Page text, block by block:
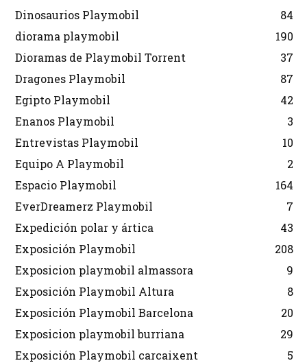
Dinosaurios Playmobil
84
diorama playmobil
190
Dioramas de Playmobil Torrent
37
Dragones Playmobil
87
Egipto Playmobil
42
Enanos Playmobil
3
Entrevistas Playmobil
10
Equipo A Playmobil
2
Espacio Playmobil
164
EverDreamerz Playmobil
7
Expedición polar y ártica
43
Exposición Playmobil
208
Exposicion playmobil almassora
9
Exposición Playmobil Altura
8
Exposición Playmobil Barcelona
20
Exposicion playmobil burriana
29
Exposición Playmobil carcaixent
5